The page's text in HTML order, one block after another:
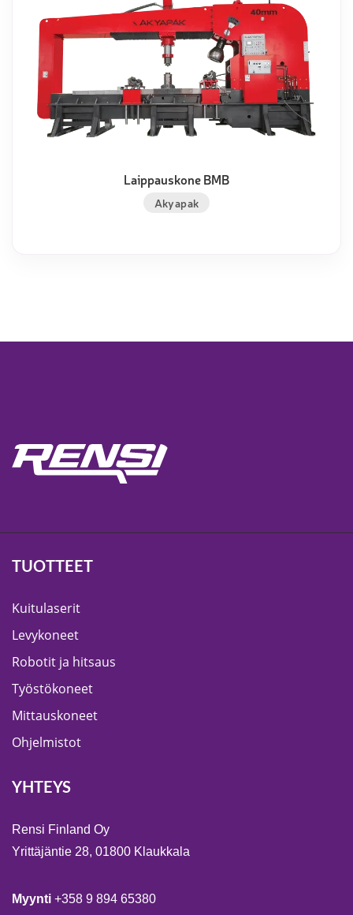
Laippauskone BMB
Akyapak
TUOTTEET
Kuitulaserit
Levykoneet
Robotit ja hitsaus
Työstökoneet
Mittauskoneet
Ohjelmistot
YHTEYS
Rensi Finland Oy
Yrittäjäntie 28, 01800 Klaukkala
Myynti +358 9 894 65380